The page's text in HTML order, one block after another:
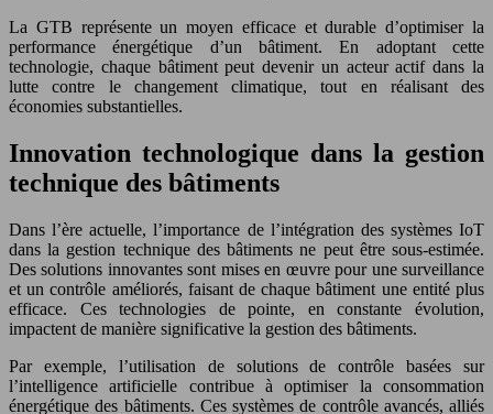
La GTB représente un moyen efficace et durable d’optimiser la
performance énergétique d’un bâtiment. En adoptant cette
technologie, chaque bâtiment peut devenir un acteur actif dans la
lutte contre le changement climatique, tout en réalisant des
économies substantielles.
Innovation technologique dans la gestion
technique des bâtiments
Dans l’ère actuelle, l’importance de l’intégration des systèmes IoT
dans la gestion technique des bâtiments ne peut être sous-estimée.
Des solutions innovantes sont mises en œuvre pour une surveillance
et un contrôle améliorés, faisant de chaque bâtiment une entité plus
efficace. Ces technologies de pointe, en constante évolution,
impactent de manière significative la gestion des bâtiments.
Par exemple, l’utilisation de solutions de contrôle basées sur
l’intelligence artificielle contribue à optimiser la consommation
énergétique des bâtiments. Ces systèmes de contrôle avancés, alliés